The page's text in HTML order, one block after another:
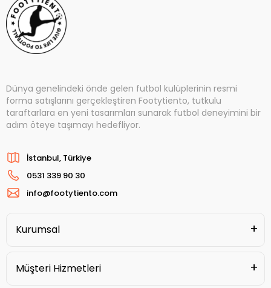
Dünya genelindeki önde gelen futbol kulüplerinin resmi
forma satışlarını gerçekleştiren Footytiento, tutkulu
taraftarlara en yeni tasarımları sunarak futbol deneyimini bir
adım öteye taşımayı hedefliyor.
İstanbul, Türkiye
0531 339 90 30
info@footytiento.com
Kurumsal
Müşteri Hizmetleri